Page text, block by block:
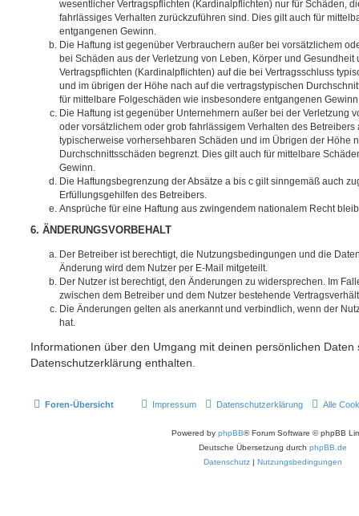
wesentlicher Vertragspflichten (Kardinalpflichten) nur für Schäden,
fahrlässiges Verhalten zurückzuführen sind. Dies gilt auch für
entgangenen Gewinn.
Die Haftung ist gegenüber Verbrauchern außer bei vorsätzlichem
bei Schäden aus der Verletzung von Leben, Körper und
Vertragspflichten (Kardinalpflichten) auf die bei Vertragsschluss
und im übrigen der Höhe nach auf die vertragstypischen
für mittelbare Folgeschäden wie insbesondere entgangenen
Die Haftung ist gegenüber Unternehmern außer bei der Verletzung
oder vorsätzlichem oder grob fahrlässigem Verhalten des Betreibers
typischerweise vorhersehbaren Schäden und im Übrigen der Höhe
Durchschnittsschäden begrenzt. Dies gilt auch für mittelbare
Gewinn.
Die Haftungsbegrenzung der Absätze a bis c gilt sinngemäß auch
Erfüllungsgehilfen des Betreibers.
Ansprüche für eine Haftung aus zwingendem nationalem Recht
6. ÄNDERUNGSVORBEHALT
Der Betreiber ist berechtigt, die Nutzungsbedingungen und die
Änderung wird dem Nutzer per E-Mail mitgeteilt.
Der Nutzer ist berechtigt, den Änderungen zu widersprechen. Im
zwischen dem Betreiber und dem Nutzer bestehende
Die Änderungen gelten als anerkannt und verbindlich, wenn der
hat.
Informationen über den Umgang mit deinen persönlichen Daten
Datenschutzerklärung enthalten.
Foren-Übersicht Alle
Datenschutzerklärung
Impressum
Powered by phpBB® Forum Software © phpBB
Deutsche Übersetzung durch phpBB.de
Datenschutz | Nutzungsbedingungen